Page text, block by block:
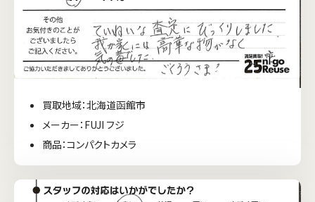
買取地域：北海道函館市
メーカー：FUJI フジ
商品：コンパクトカメラ